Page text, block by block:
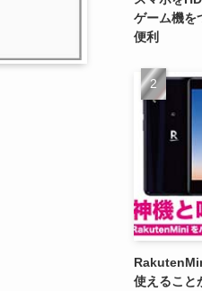
ゲーム機を
便利
使えること